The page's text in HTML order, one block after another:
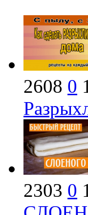
2608 0
2303 0